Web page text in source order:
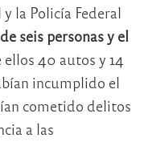
la Policía Federal
seis personas y el
ellos 40 autos y 14
incumplido el
cometido delitos
a las